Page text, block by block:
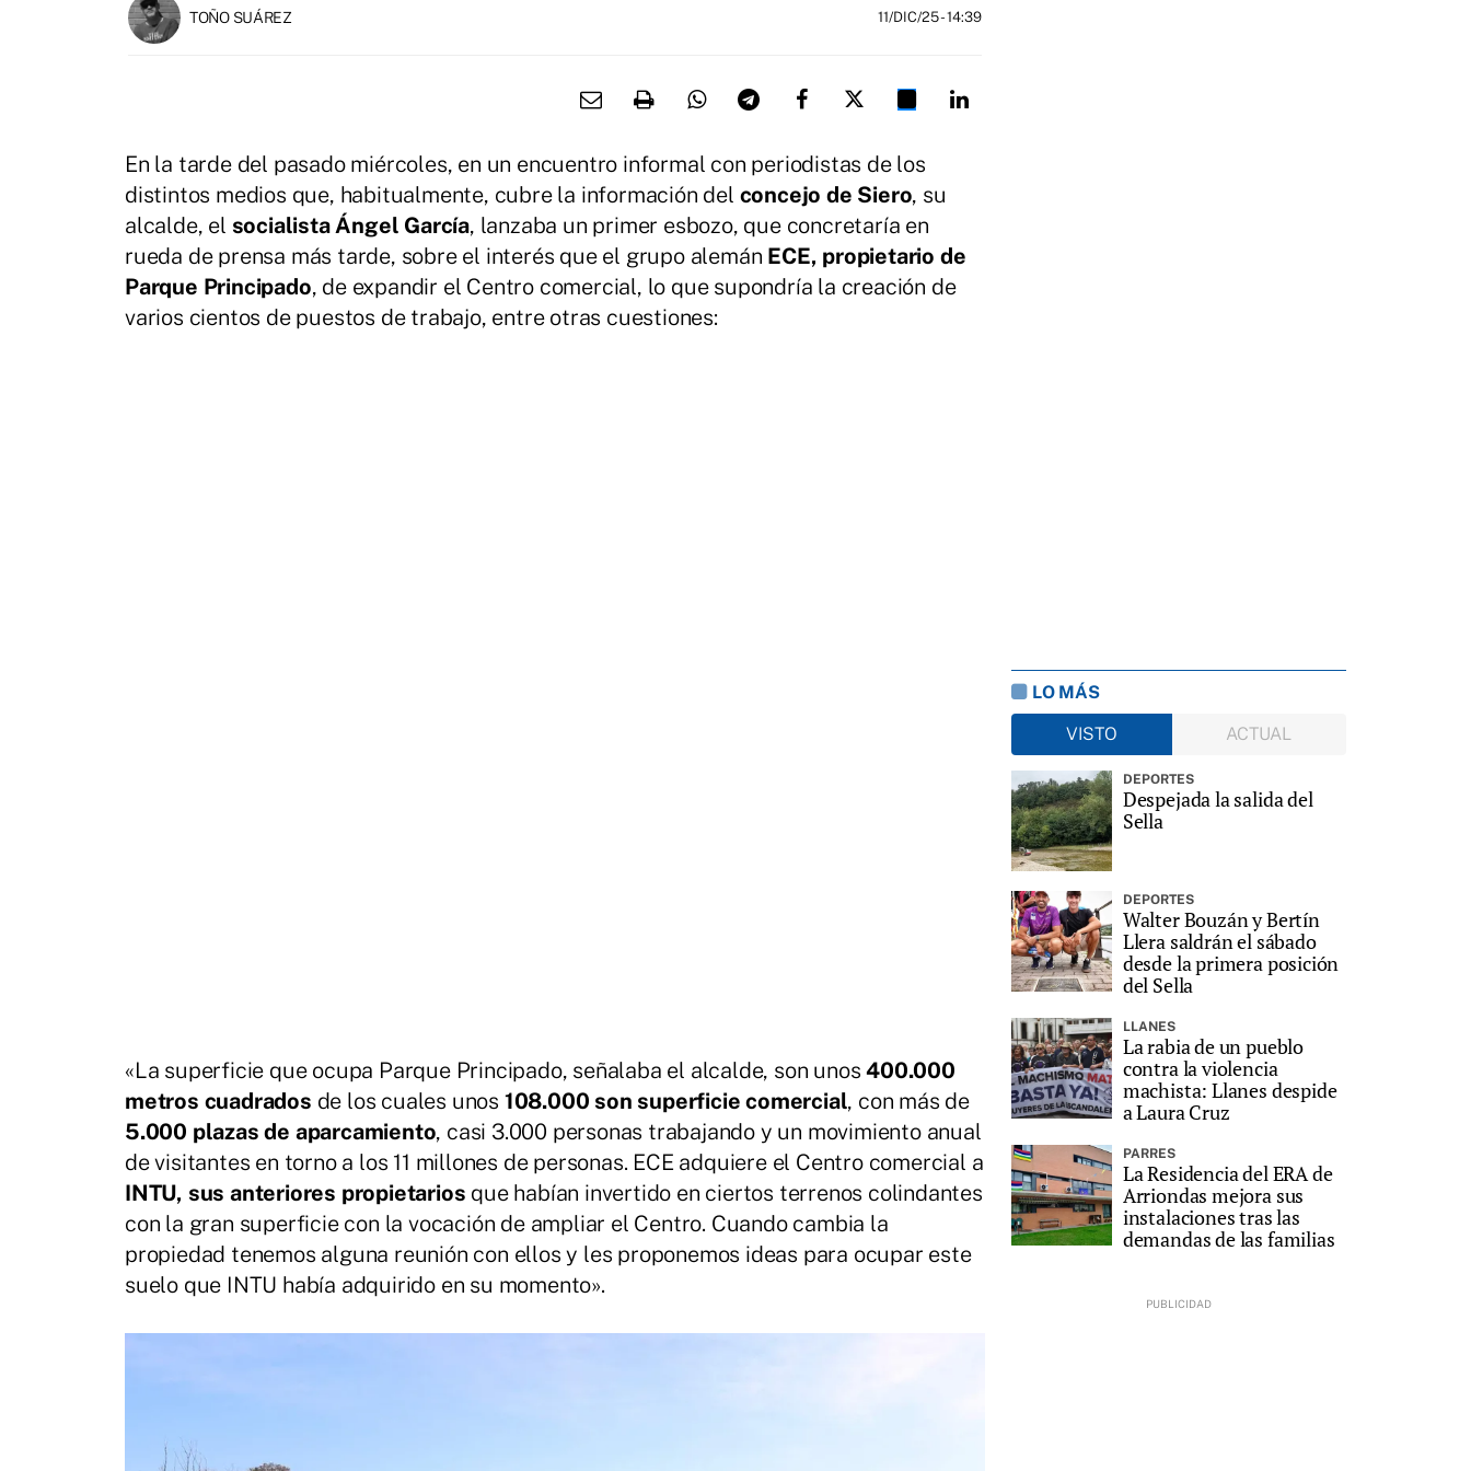
TOÑO SUÁREZ 11/DIC/25- 14:39
En la tarde del pasado miércoles, en un encuentro informal con periodistas de los
distintos medios que, habitualmente, cubre la información del concejo de Siero, su
alcalde, el socialista Ángel García, lanzaba un primer esbozo, que concretaría en
rueda de prensa más tarde, sobre el interés que el grupo alemán ECE, propietario de
Parque Principado, de expandir el Centro comercial, lo que supondría la creación de
varios cientos de puestos de trabajo, entre otras cuestiones:
«La superficie que ocupa Parque Principado, señalaba el alcalde, son unos400.000
metros cuadrados de los cuales unos 108.000 son superficie comercial, con más de
5.000 plazas de aparcamiento, casi 3.000 personas trabajando y un movimiento anual
de visitantes en torno a los 11 millones de personas. ECE adquiere el Centro comercial a
INTU, sus anteriores propietarios que habían invertido en ciertos terrenos colindantes
con la gran superficie con la vocación de ampliar el Centro. Cuando cambia la
propiedad tenemos alguna reunión con ellos y les proponemos ideas para ocupar este
suelo que INTU había adquirido en su momento».
LO MÁS
VISTO
ACTUAL
DEPORTES
Despejada la salida del
Sella
DEPORTES
Walter Bouzán y Bertín
Llera saldrán el sábado
desde la primera posición
del Sella
LLANES
La rabia de un pueblo
contra la violencia
machista: Llanes despide
a Laura Cruz
PARRES
La Residencia del ERA de
Arriondas mejora sus
instalaciones tras las
demandas de las familias